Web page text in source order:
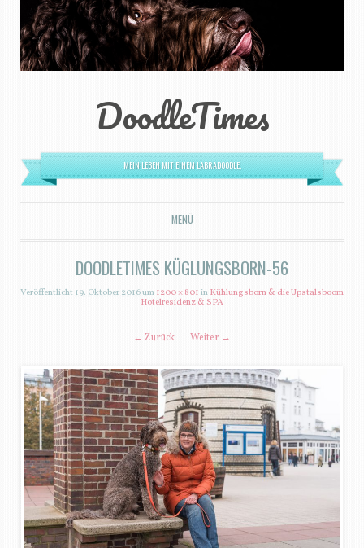
DoodleTimes
MEIN LEBEN MIT EINEM LABRADOODLE.
MENÜ
ZUM INHALT SPRINGEN
DOODLETIMES KÜGLUNGSBORN-56
Veröffentlicht19. Oktober 2016um1200 × 801inKühlungsborn & die Upstalsboom
Hotelresidenz & SPA
← Zurück Weiter →